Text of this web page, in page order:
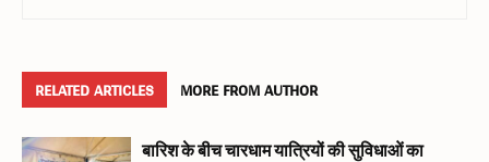
RELATED ARTICLES MORE FROM AUTHOR
बारिश के बीच चारधाम यात्रियों की सुविधाओं का